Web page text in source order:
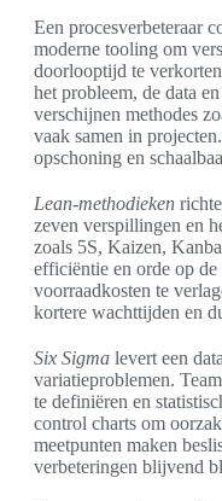
Een procesverbeteraar
moderne tooling om
doorlooptijd te
het probleem, de data
verschijnen methodes
vaak samen in
opschoning en
Lean-methodieken
zeven verspillingen en
zoals 5S, Kaizen,
efficiëntie en orde op
voorraadkosten te
kortere wachttijden en
Six Sigma levert een
variatieproblemen.
te definiëren en
control charts om
meetpunten maken
verbeteringen blijvend